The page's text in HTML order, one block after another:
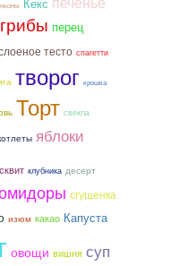
Кекс
грибы перец
тесто спагетти
творог крошка
Торт свекла
яблоки
клубника десерт
сгущенка
изюм какао Капуста
овощи вишня суп